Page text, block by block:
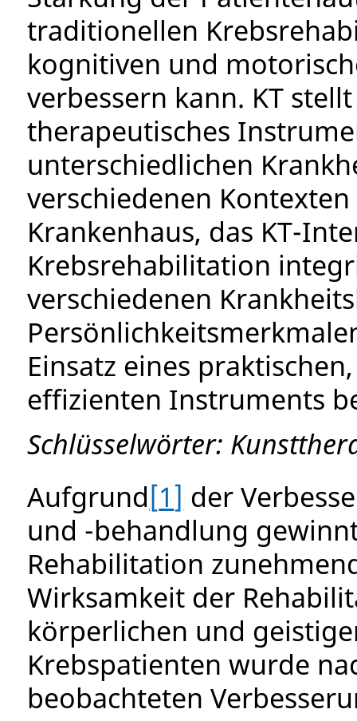
traditionellen
kognitiven und
verbessern kann. KT
therapeutisches
unterschiedlichen
verschiedenen
Krankenhaus, das KT-
Krebsrehabilitation
verschiedenen
Einsatz eines
effizienten Instruments
Schlüsselwörter:
Aufgrund 1
der
und -behandlung
Rehabilitation
Wirksamkeit der
körperlichen und
Krebspatienten wurde
beobachteten